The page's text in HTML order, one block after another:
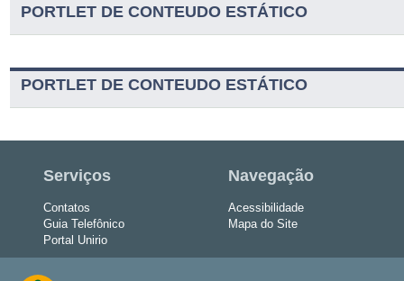
PORTLET DE CONTEUDO ESTÁTICO
PORTLET DE CONTEUDO ESTÁTICO
Serviços
Contatos
Guia Telefônico
Portal Unirio
Navegação
Acessibilidade
Mapa do Site